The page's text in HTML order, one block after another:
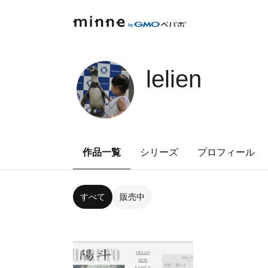
lelien
作品一覧 シリーズ プロフィール
すべて 販売中